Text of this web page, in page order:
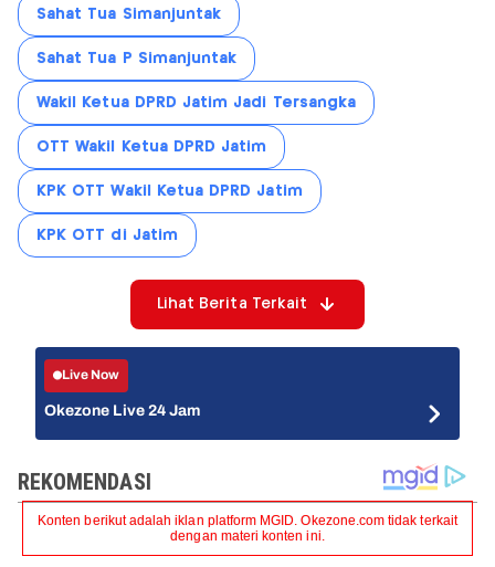
Sahat Tua Simanjuntak
Sahat Tua P Simanjuntak
Wakil Ketua DPRD Jatim Jadi Tersangka
OTT Wakil Ketua DPRD Jatim
KPK OTT Wakil Ketua DPRD Jatim
KPK OTT di Jatim
Lihat Berita Terkait
Live Now
Okezone Live 24 Jam